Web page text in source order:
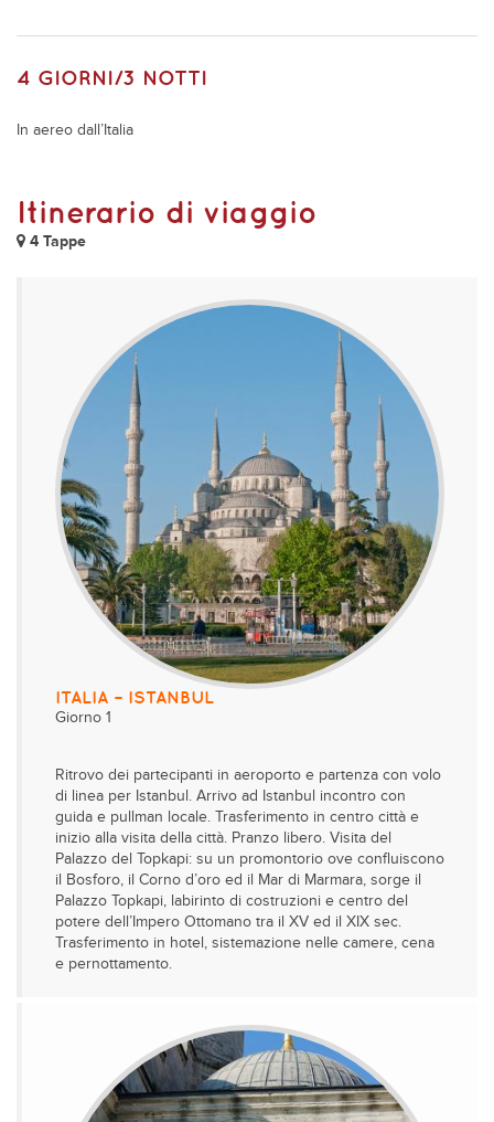
4 GIORNI/3 NOTTI
In aereo dall’Italia
Itinerario di viaggio
4 Tappe
ITALIA – ISTANBUL
Giorno 1
Ritrovo dei partecipanti in aeroporto e partenza con volo
di linea per Istanbul. Arrivo ad Istanbul incontro con
guida e pullman locale. Trasferimento in centro città e
inizio alla visita della città. Pranzo libero. Visita del
Palazzo del Topkapi: su un promontorio ove confluiscono
il Bosforo, il Corno d’oro ed il Mar di Marmara, sorge il
Palazzo Topkapi, labirinto di costruzioni e centro del
potere dell’Impero Ottomano tra il XV ed il XIX sec.
Trasferimento in hotel, sistemazione nelle camere, cena
e pernottamento.